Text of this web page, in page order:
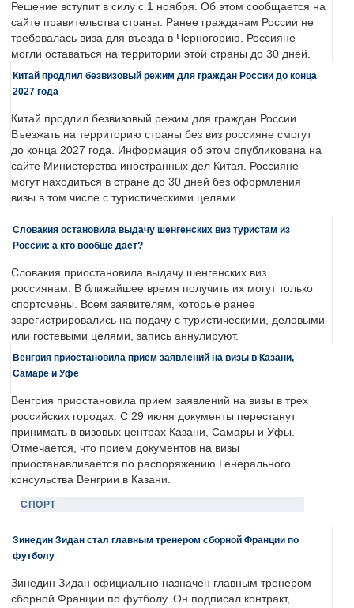
Решение вступит в силу с 1 ноября. Об этом сообщается на
сайте правительства страны. Ранее гражданам России не
требовалась виза для въезда в Черногорию. Россияне
могли оставаться на территории этой страны до 30 дней.
Китай продлил безвизовый режим для граждан России до конца
2027 года
Китай продлил безвизовый режим для граждан России.
Въезжать на территорию страны без виз россияне смогут
до конца 2027 года. Информация об этом опубликована на
сайте Министерства иностранных дел Китая. Россияне
могут находиться в стране до 30 дней без оформления
визы в том числе с туристическими целями.
Словакия остановила выдачу шенгенских виз туристам из
России: а кто вообще дает?
Словакия приостановила выдачу шенгенских виз
россиянам. В ближайшее время получить их могут только
спортсмены. Всем заявителям, которые ранее
зарегистрировались на подачу с туристическими, деловыми
или гостевыми целями, запись аннулируют.
Венгрия приостановила прием заявлений на визы в Казани,
Самаре и Уфе
Венгрия приостановила прием заявлений на визы в трех
российских городах. С 29 июня документы перестанут
принимать в визовых центрах Казани, Самары и Уфы.
Отмечается, что прием документов на визы
приостанавливается по распоряжению Генерального
консульства Венгрии в Казани.
СПОРТ
Зинедин Зидан стал главным тренером сборной Франции по
футболу
Зинедин Зидан официально назначен главным тренером
сборной Франции по футболу. Он подписал контракт,